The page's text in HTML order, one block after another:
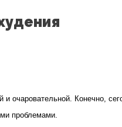
очаровательной. Конечно,
проблемами.